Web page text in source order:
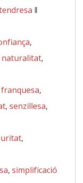
‖
,
naturalitat,
franquesa,
, senzillesa,
,
, simplificació